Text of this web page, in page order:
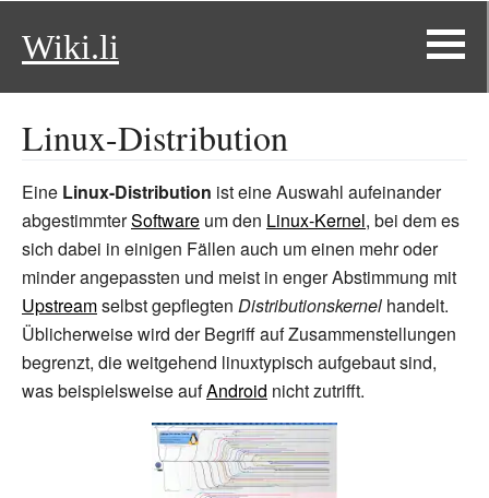
Wiki.li
Linux-Distribution
Eine Linux-Distribution ist eine Auswahl aufeinander
abgestimmterSoftware um den Linux-Kernel, bei dem es
sich dabei in einigen Fällen auch um einen mehr oder
minder angepassten und meist in enger Abstimmung mit
Upstreamselbst gepflegten Distributionskernel handelt.
Üblicherweise wird der Begriff auf Zusammenstellungen
begrenzt, die weitgehend linuxtypisch aufgebaut sind,
was beispielsweise aufAndroid nicht zutrifft.